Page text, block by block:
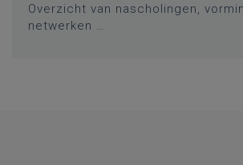
Overzicht van nascholingen,
netwerken …